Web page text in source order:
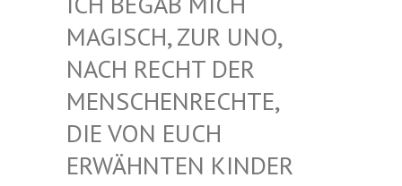
AGISCH, ZUR UNO, N
ACH RECHT DER M
ENSCHENRECHTE, D
IE VON EUCH E
RWÄHNTEN KINDER V